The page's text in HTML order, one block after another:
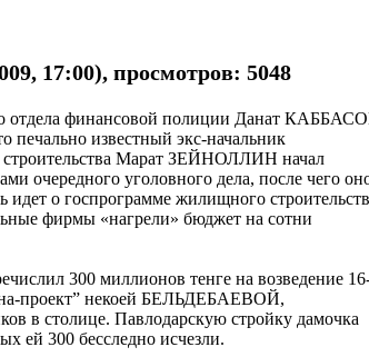
17:00), просмотров: 5048
отдела финансовой полиции Данат
печально известный экс-начальник
строительства Марат ЗЕЙНОЛЛИН начал
очередного уголовного дела, после чего
идет о госпрограмме жилищного
фирмы «нагрели» бюджет на сотни
300 миллионов тенге на возведение
проект” некоей БЕЛЬДЕБАЕВОЙ,
в столице. Павлодарскую стройку дамочка
ей 300 бесследно исчезли.